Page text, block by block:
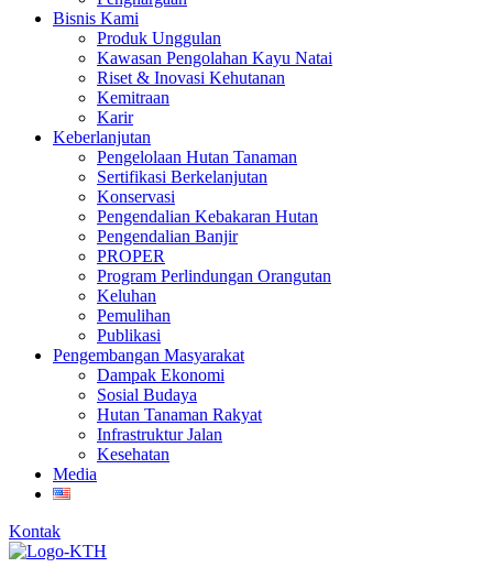
Bisnis Kami
Produk Unggulan
Kawasan Pengolahan Kayu Natai
Riset & Inovasi Kehutanan
Kemitraan
Karir
Keberlanjutan
Pengelolaan Hutan Tanaman
Sertifikasi Berkelanjutan
Konservasi
Pengendalian Kebakaran Hutan
Pengendalian Banjir
PROPER
Program Perlindungan Orangutan
Keluhan
Pemulihan
Publikasi
Pengembangan Masyarakat
Dampak Ekonomi
Sosial Budaya
Hutan Tanaman Rakyat
Infrastruktur Jalan
Kesehatan
Media
Kontak